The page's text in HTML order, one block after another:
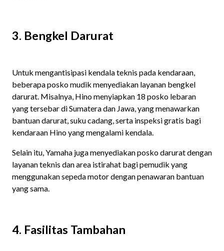
3. Bengkel Darurat
Untuk mengantisipasi kendala teknis pada kendaraan,
beberapa posko mudik menyediakan layanan bengkel
darurat. Misalnya, Hino menyiapkan 18 posko lebaran
yang tersebar di Sumatera dan Jawa, yang menawarkan
bantuan darurat, suku cadang, serta inspeksi gratis bagi
kendaraan Hino yang mengalami kendala.
Selain itu, Yamaha juga menyediakan posko darurat dengan
layanan teknis dan area istirahat bagi pemudik yang
menggunakan sepeda motor dengan penawaran bantuan
yang sama. ​
4. Fasilitas Tambahan